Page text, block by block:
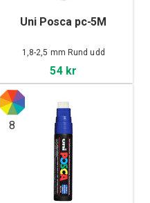
Uni Posca pc-5M
1,8-2,5 mm Rund udd
54 kr
8